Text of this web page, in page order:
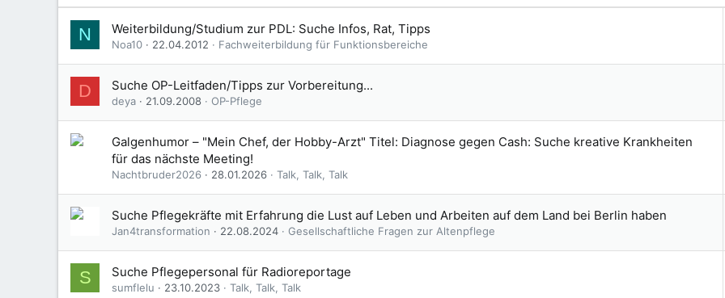
N Weiterbildung/Studium zur PDL: Suche Infos, Rat, Tipps
Noa10 22.04.2012 Fachweiterbildung für Funktionsbereiche
D Suche OP-Leitfaden/Tipps zur Vorbereitung...
deya 21.09.2008 OP-Pflege
Galgenhumor – "Mein Chef, der Hobby-Arzt" Titel: Diagnose gegen Cash: Suche kreative Krankheiten
für das nächste Meeting!
Nachtbruder2026 28.01.2026 Talk, Talk, Talk
Suche Pflegekräfte mit Erfahrung die Lust auf Leben und Arbeiten auf dem Land bei Berlin haben
Jan4transformation 22.08.2024 Gesellschaftliche Fragen zur Altenpflege
S Suche Pflegepersonal für Radioreportage
sumflelu 23.10.2023 Talk, Talk, Talk